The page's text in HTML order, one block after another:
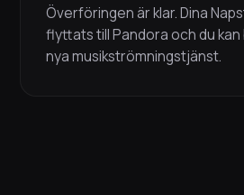
Överföringen är klar. Dina
flyttats till Pandora och du
nya musikströmningstjänst.